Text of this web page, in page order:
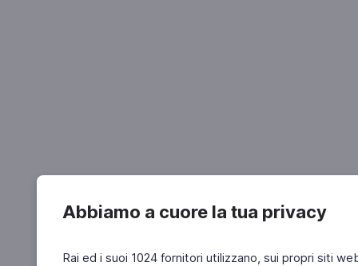
Abbiamo a cuore la tua privacy
Rai ed i suoi 1024 fornitori utilizzano, sui propri siti